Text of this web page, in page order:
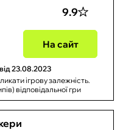
9.9
На сайт
23.08.2023
ігрову залежність.
відповідальної гри